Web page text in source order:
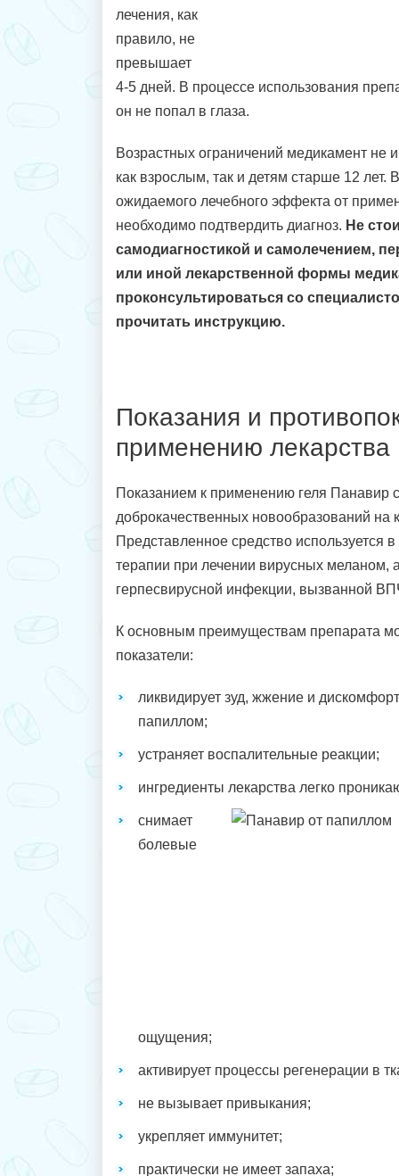
лечения, как
правило, не
превышает
4-5 дней. В процессе использования
он не попал в глаза.
Возрастных ограничений медикамент не
как взрослым, так и детям старше 12 лет.
ожидаемого лечебного эффекта от
необходимо подтвердить диагноз. Не
самодиагностикой и самолечением,
или иной лекарственной формы
проконсультироваться со
прочитать инструкцию.
Показания и
применению лекарства
Показанием к применению геля Панавир
доброкачественных новообразований на
Представленное средство используется
терапии при лечении вирусных меланом,
герпесвирусной инфекции, вызванной
К основным преимуществам препарата
показатели:
ликвидирует зуд, жжение и
папиллом;
устраняет воспалительные реакции;
ингредиенты лекарства легко
снимает
болевые
ощущения;
активирует процессы регенерации в
не вызывает привыкания;
укрепляет иммунитет;
практически не имеет запаха;